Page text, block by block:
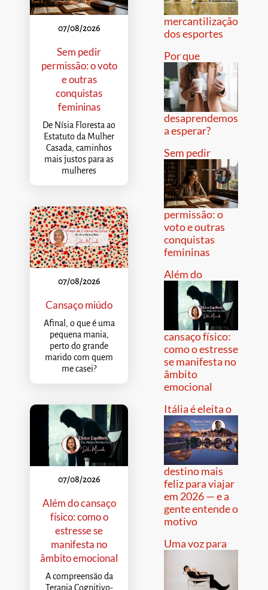
07/08/2026
Sem pedir
permissão: o voto
e outras
conquistas
femininas
De Nísia Floresta ao
Estatuto da Mulher
Casada, caminhos
mais justos para as
mulheres
07/08/2026
Cansaço miúdo
Afinal, o que é uma
pequena mania,
perto do grande
marido com quem
me casei?
07/08/2026
Além do cansaço
físico: como o
estresse se
manifesta no
âmbito emocional
A compreensão da
Terapia Cognitivo-
mercantilização
dos esportes
Por que
desaprendemos
a esperar?
Sem pedir
permissão: o
voto e outras
conquistas
femininas
Além do
cansaço físico:
como o estresse
se manifesta no
âmbito
emocional
Itália é eleita o
destino mais
feliz para viajar
em 2026 — e a
gente entende o
motivo
Uma voz para